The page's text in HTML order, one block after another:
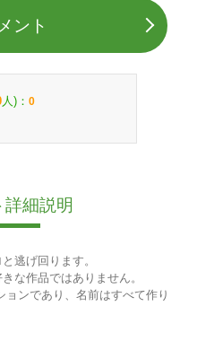
ント
人)： 0
詳細説明
逃げ回ります。
な作品ではありません。
ンであり、名前はすべて作り